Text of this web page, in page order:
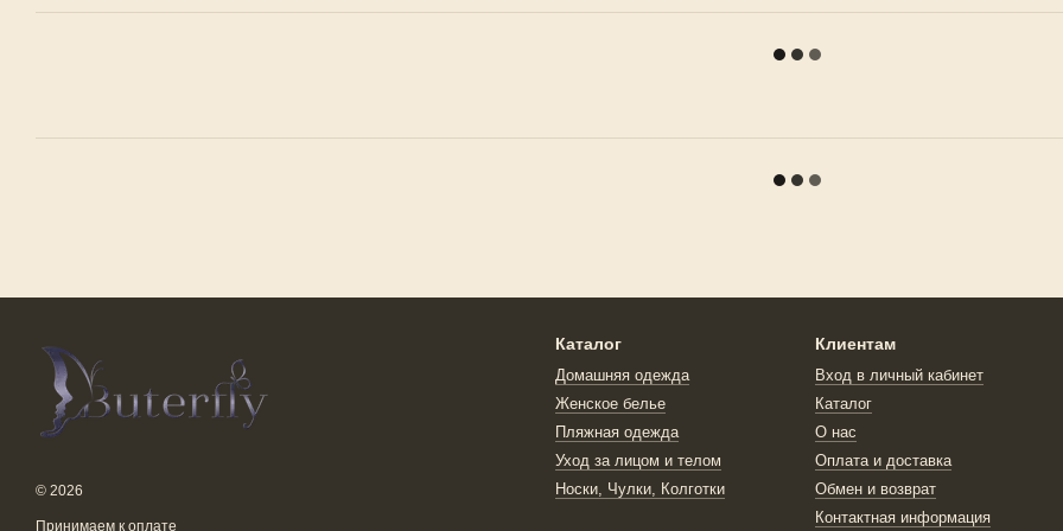
© 2026
Принимаем к оплате
Каталог
Домашняя одежда
Женское белье
Пляжная одежда
Уход за лицом и телом
Носки, Чулки, Колготки
Клиентам
Вход в личный кабинет
Каталог
О нас
Оплата и доставка
Обмен и возврат
Контактная информация